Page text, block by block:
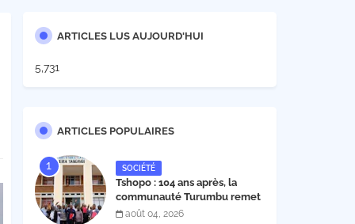
ARTICLES LUS AUJOURD'HUI
5,731
ARTICLES POPULAIRES
SOCIÉTÉ
Tshopo : 104 ans après, la
communauté Turumbu remet
enfin son cahier des charges à
août 04, 2026